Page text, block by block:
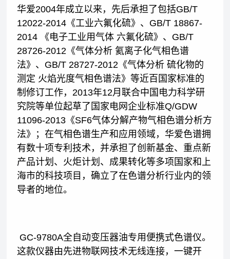
华爱2004年成立以来，先后承担了包括GB/T
12022-2014《工业六氟化硫》、GB/T 18867-
2014 《电子工业用气体 六氟化硫》、GB/T
28726-2012《气体分析 氦离子化气相色谱
法》、GB/T 28727-2012《气体分析 硫化物的
测定 火焰光度气相色谱法》等近百国家标准的
制修订工作，2013年12月联合中国电力科学研
究院等单位起草了国家电网企业标准Q/GDW
11096-2013《SF6气体分解产物气相色谱分析方
法》；在气相色谱生产和应用领域，华爱色谱拥
有数十项专利技术，并承担了创新基金、重点新
产品计划、火炬计划、成果转化等多项国家和上
海市的科技项目，确立了在色谱分析行业内的领
导者的地位。
GC-9780A全自动变压器油专用便携式色谱仪。
这款仪器由先进物联网技术无线连接，一键开